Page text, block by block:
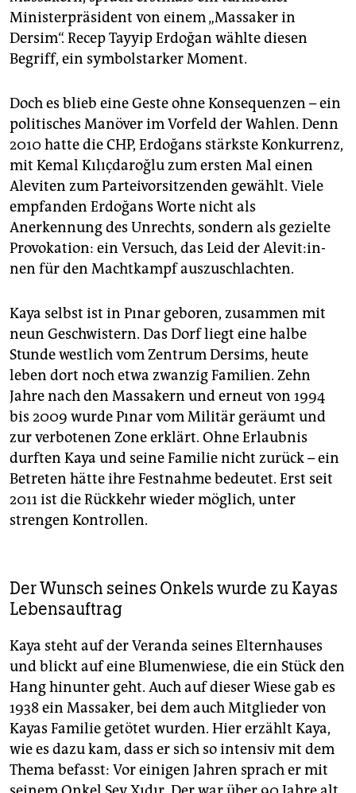
Ministerpräsident von einem „Massaker in
Dersim“. Recep Tayyip Erdoğan wählte diesen
Begriff, ein symbolstarker Moment.
Doch es blieb eine Geste ohne Konsequenzen – ein
politisches Manöver im Vorfeld der Wahlen. Denn
2010 hatte die CHP, Erdoğans stärkste Konkurrenz,
mit Kemal Kılıçdaroğlu zum ersten Mal einen
Aleviten zum Parteivorsitzenden gewählt. Viele
empfanden Erdoğans Worte nicht als
Anerkennung des Unrechts, sondern als gezielte
Provokation: ein Versuch, das Leid der Ale­vi­t:in­
nen für den Machtkampf auszuschlachten.
Kaya selbst ist in Pınar geboren, zusammen mit
neun Geschwistern. Das Dorf liegt eine halbe
Stunde westlich vom Zentrum Dersims, heute
leben dort noch etwa zwanzig Familien. Zehn
Jahre nach den Massakern und erneut von 1994
bis 2009 wurde Pınar vom Militär geräumt und
zur verbotenen Zone erklärt. Ohne Erlaubnis
durften Kaya und seine Familie nicht zurück – ein
Betreten hätte ihre Festnahme bedeutet. Erst seit
2011 ist die Rückkehr wieder möglich, unter
strengen Kontrollen.
Der Wunsch seines Onkels wurde zu Kayas
Lebensauftrag
Kaya steht auf der Veranda seines Elternhauses
und blickt auf eine Blumenwiese, die ein Stück den
Hang hinunter geht. Auch auf dieser Wiese gab es
1938 ein Massaker, bei dem auch Mitglieder von
Kayas Familie getötet wurden. Hier erzählt Kaya,
wie es dazu kam, dass er sich so intensiv mit dem
Thema befasst: Vor einigen Jahren sprach er mit